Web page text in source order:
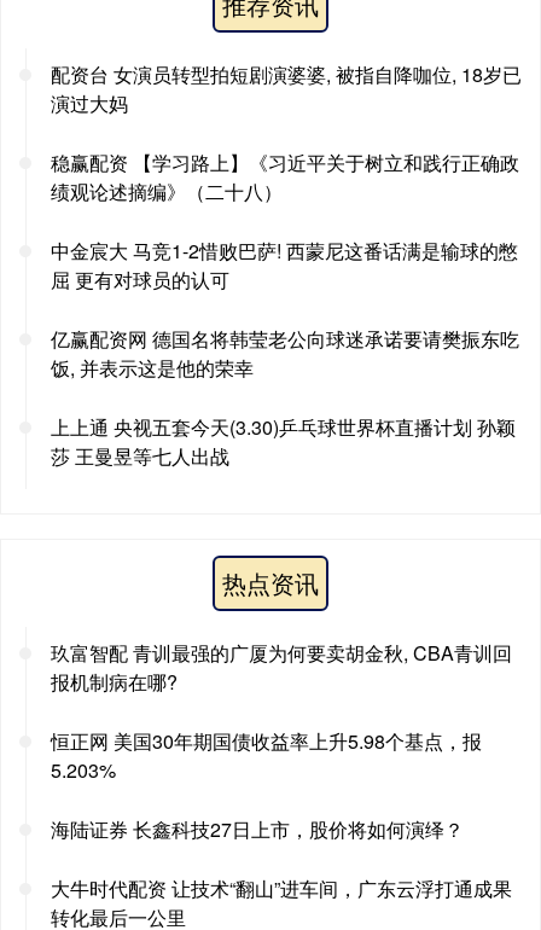
配资台 女演员转型拍短剧演婆婆, 被指自降咖位, 18岁已
演过大妈
稳赢配资 【学习路上】《习近平关于树立和践行正确政
绩观论述摘编》（二十八）
中金宸大 马竞1-2惜败巴萨! 西蒙尼这番话满是输球的憋
屈 更有对球员的认可
亿赢配资网 德国名将韩莹老公向球迷承诺要请樊振东吃
饭, 并表示这是他的荣幸
上上通 央视五套今天(3.30)乒乓球世界杯直播计划 孙颖
莎 王曼昱等七人出战
热点资讯
玖富智配 青训最强的广厦为何要卖胡金秋, CBA青训回
报机制病在哪?
恒正网 美国30年期国债收益率上升5.98个基点，报
5.203%
海陆证券 长鑫科技27日上市，股价将如何演绎？
大牛时代配资 让技术“翻山”进车间，广东云浮打通成果
转化最后一公里